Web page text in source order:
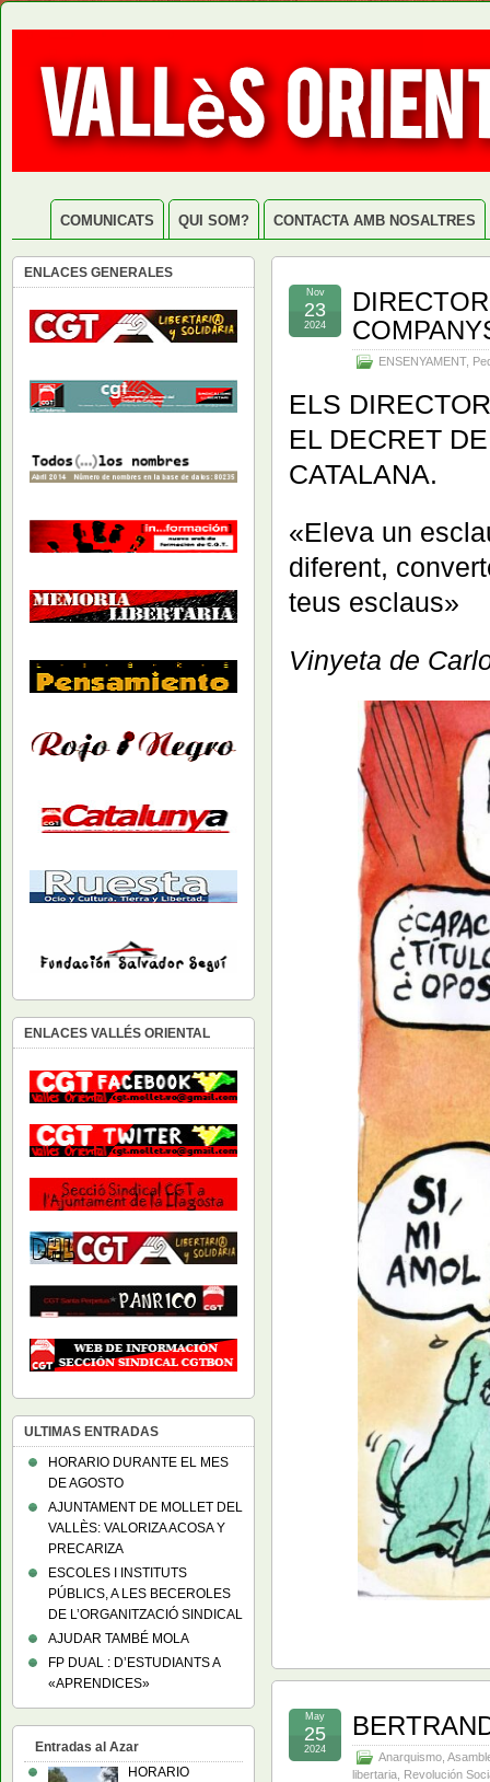
COMUNICATS QUI SOM? CONTACTA AMB NOSALTRES
ENSENYAMENT,
Nov
23
2024
ELS
EL DECRET
CATALANA.
«Eleva un
diferent,
teus esclaus»
Vinyeta de
Anarquismo
libertaria Revolución
May
25
2024
ENLACES GENERALES
ENLACES VALLÉS ORIENTAL
ULTIMAS ENTRADAS
HORARIO DURANTE EL MES
DE AGOSTO
AJUNTAMENT DE MOLLET DEL
VALLÈS: VALORIZA ACOSA Y
PRECARIZA
ESCOLES I INSTITUTS
PÚBLICS, A LES BECEROLES
DE L’ORGANITZACIÓ SINDICAL
AJUDAR TAMBÉ MOLA
FP DUAL : D’ESTUDIANTS A
«APRENDICES»
Entradas al Azar
HORARIO